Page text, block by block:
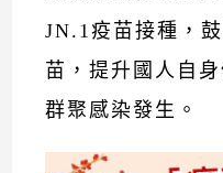
JN.1疫苗接種，
苗，提升國人自
群聚感染發生。